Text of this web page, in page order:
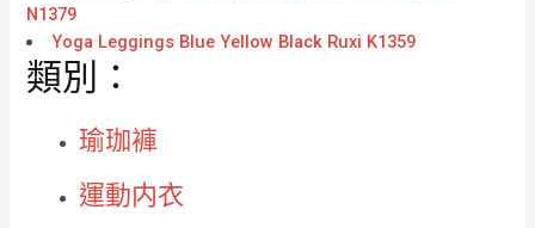
N1379
Yoga Leggings Blue Yellow Black Ruxi K1359
類別：
瑜珈褲
運動内衣